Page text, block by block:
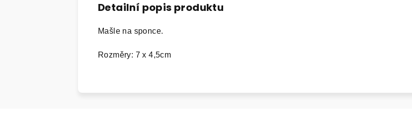
Detailní popis produktu
Mašle na sponce.
Rozměry: 7 x 4,5cm